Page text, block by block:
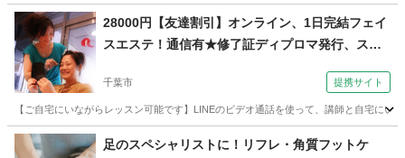
千葉 柏市
28000円【友達割引】オンライン、1日完結フェイ
スエステ！通信有★修了証ディプロマ発行、スマ
葉校）
千葉市 提携サイト
【ご自宅にいながらレッスン可能です】LINEのビデオ通話を使って、講師と自宅に
千葉 千葉市
足のスペシャリストに！リフレ・角質フットケ